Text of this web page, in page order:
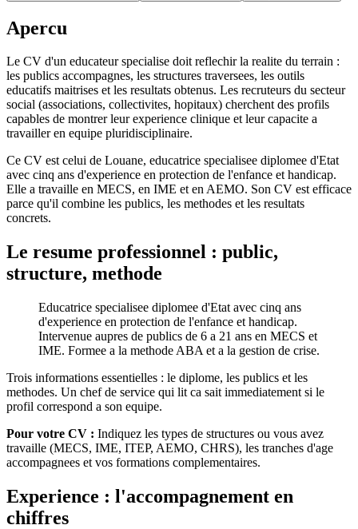
Apercu
Le CV d'un educateur specialise doit reflechir la realite du terrain :
les publics accompagnes, les structures traversees, les outils
educatifs maitrises et les resultats obtenus. Les recruteurs du secteur
social (associations, collectivites, hopitaux) cherchent des profils
capables de montrer leur experience clinique et leur capacite a
travailler en equipe pluridisciplinaire.
Ce CV est celui de Louane, educatrice specialisee diplomee d'Etat
avec cinq ans d'experience en protection de l'enfance et handicap.
Elle a travaille en MECS, en IME et en AEMO. Son CV est efficace
parce qu'il combine les publics, les methodes et les resultats
concrets.
Le resume professionnel : public,
structure, methode
Educatrice specialisee diplomee d'Etat avec cinq ans
d'experience en protection de l'enfance et handicap.
Intervenue aupres de publics de 6 a 21 ans en MECS et
IME. Formee a la methode ABA et a la gestion de crise.
Trois informations essentielles : le diplome, les publics et les
methodes. Un chef de service qui lit ca sait immediatement si le
profil correspond a son equipe.
Pour votre CV : Indiquez les types de structures ou vous avez
travaille (MECS, IME, ITEP, AEMO, CHRS), les tranches d'age
accompagnees et vos formations complementaires.
Experience : l'accompagnement en
chiffres